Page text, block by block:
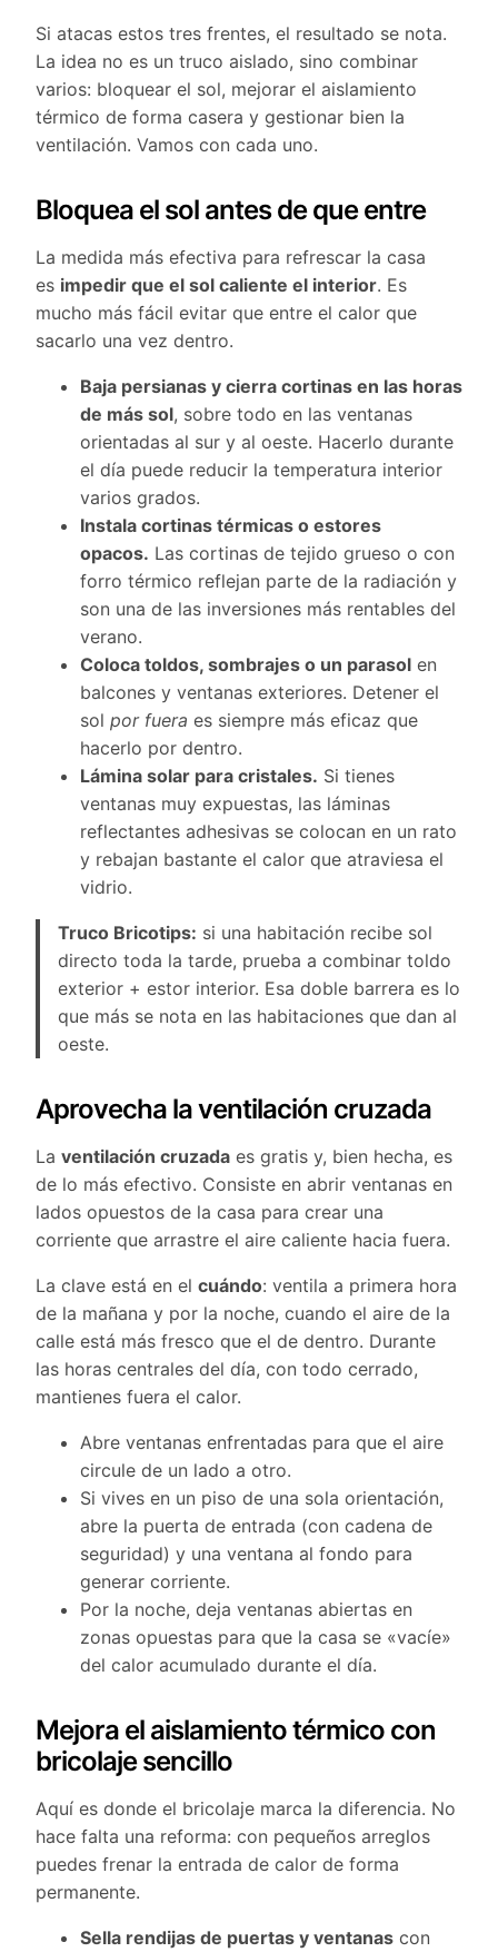
Si atacas estos tres frentes, el resultado se nota.
La idea no es un truco aislado, sino combinar
varios: bloquear el sol, mejorar el aislamiento
térmico de forma casera y gestionar bien la
ventilación. Vamos con cada uno.
Bloquea el sol antes de que entre
La medida más efectiva para refrescar la casa
es impedir que el sol caliente el interior. Es
mucho más fácil evitar que entre el calor que
sacarlo una vez dentro.
Baja persianas y cierra cortinas en las horas
de más sol, sobre todo en las ventanas
orientadas al sur y al oeste. Hacerlo durante
el día puede reducir la temperatura interior
varios grados.
Instala cortinas térmicas o estores
opacos. Las cortinas de tejido grueso o con
forro térmico reflejan parte de la radiación y
son una de las inversiones más rentables del
verano.
Coloca toldos, sombrajes o un parasol en
balcones y ventanas exteriores. Detener el
sol por fuera es siempre más eficaz que
hacerlo por dentro.
Lámina solar para cristales. Si tienes
ventanas muy expuestas, las láminas
reflectantes adhesivas se colocan en un rato
y rebajan bastante el calor que atraviesa el
vidrio.
Truco Bricotips: si una habitación recibe sol
directo toda la tarde, prueba a combinar toldo
exterior + estor interior. Esa doble barrera es lo
que más se nota en las habitaciones que dan al
oeste.
Aprovecha la ventilación cruzada
La ventilación cruzada es gratis y, bien hecha, es
de lo más efectivo. Consiste en abrir ventanas en
lados opuestos de la casa para crear una
corriente que arrastre el aire caliente hacia fuera.
La clave está en el cuándo: ventila a primera hora
de la mañana y por la noche, cuando el aire de la
calle está más fresco que el de dentro. Durante
las horas centrales del día, con todo cerrado,
mantienes fuera el calor.
Abre ventanas enfrentadas para que el aire
circule de un lado a otro.
Si vives en un piso de una sola orientación,
abre la puerta de entrada (con cadena de
seguridad) y una ventana al fondo para
generar corriente.
Por la noche, deja ventanas abiertas en
zonas opuestas para que la casa se «vacíe»
del calor acumulado durante el día.
Mejora el aislamiento térmico con
bricolaje sencillo
Aquí es donde el bricolaje marca la diferencia. No
hace falta una reforma: con pequeños arreglos
puedes frenar la entrada de calor de forma
permanente.
Sella rendijas de puertas y ventanas con